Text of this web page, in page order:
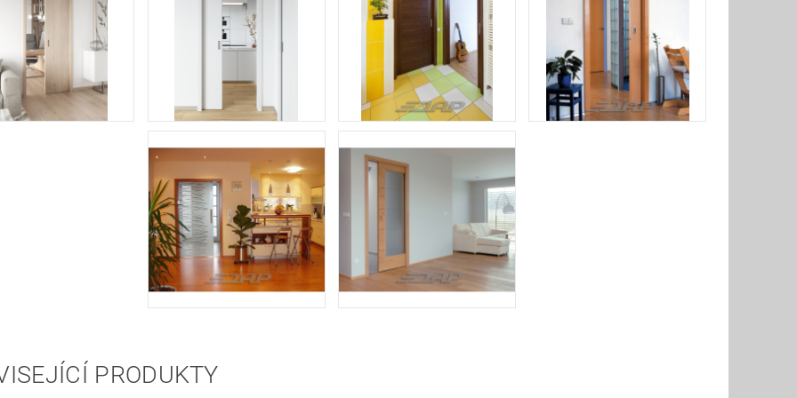
PRODUKTY